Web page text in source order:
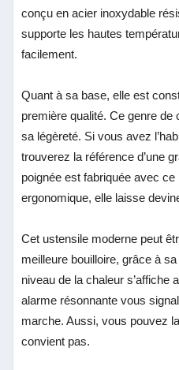
conçu en acier inoxydable
supporte les hautes
facilement.
Quant à sa base, elle est
première qualité. Ce genre
sa légèreté. Si vous avez
trouverez la référence d’une
poignée est fabriquée avec
ergonomique, elle laisse
Cet ustensile moderne peut
meilleure bouilloire, grâce à
niveau de la chaleur s’affiche
alarme résonnante vous
marche. Aussi, vous pouvez
convient pas.